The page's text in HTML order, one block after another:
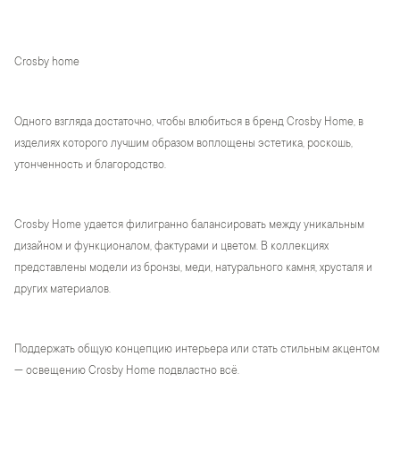
Crosby home
Одного взгляда достаточно, чтобы влюбиться в бренд Crosby Home, в
изделиях которого лучшим образом воплощены эстетика, роскошь,
утонченность и благородство.
Crosby Home удается филигранно балансировать между уникальным
дизайном и функционалом, фактурами и цветом. В коллекциях
представлены модели из бронзы, меди, натурального камня, хрусталя и
других материалов.
Поддержать общую концепцию интерьера или стать стильным акцентом
— освещению Crosby Home подвластно всё.